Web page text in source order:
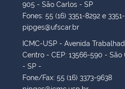
905 - São Carlos - SP
Fones: 55 (16) 3351-8292 e
pipges@ufscar.br
ICMC-USP - Avenida
Centro - CEP: 13566-590 -
- SP -
Fone/Fax: 55 (16) 3373-9638